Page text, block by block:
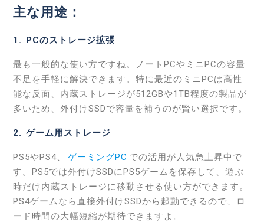
主な用途：
1. PCのストレージ拡張
最も一般的な使い方ですね。ノートPCやミニPCの容量
不足を手軽に解決できます。特に最近のミニPCは高性
能な反面、内蔵ストレージが512GBや1TB程度の製品が
多いため、外付けSSDで容量を補うのが賢い選択です。
2. ゲーム用ストレージ
PS5やPS4、 ゲーミングPC での活用が人気急上昇中で
す。PS5では外付けSSDにPS5ゲームを保存して、遊ぶ
時だけ内蔵ストレージに移動させる使い方ができます。
PS4ゲームなら直接外付けSSDから起動できるので、ロ
ード時間の大幅短縮が期待できますよ。